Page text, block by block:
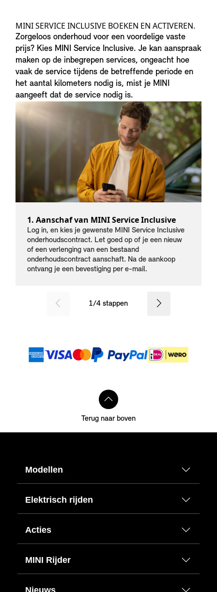
MINI SERVICE INCLUSIVE BOEKEN EN ACTIVEREN.
Zorgeloos onderhoud voor een voordelige vaste
prijs? Kies MINI Service Inclusive. Je kan aanspraak
maken op de inbegrepen services, ongeacht hoe
vaak de service tijdens de betreffende periode en
het aantal kilometers nodig is, mist je MINI
aangeeft dat de service nodig is.
1. Aanschaf van MINI Service Inclusive
Log in, en kies je gewenste MINI Service Inclusive
onderhoudscontract. Let goed op of je een nieuw
of een verlenging van een bestaand
onderhoudscontract aanschaft. Na de aankoop
ontvang je een bevestiging per e-mail.
1/4 stappen
Betaalmethoden